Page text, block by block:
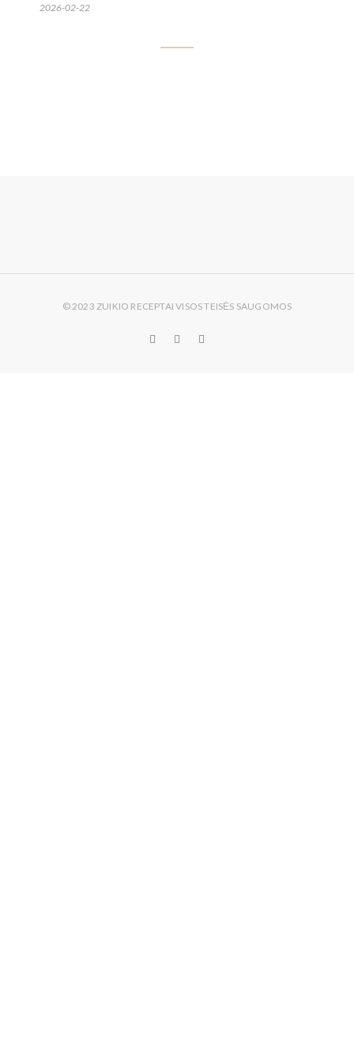
2026-02-22
© 2023 ZUIKIO RECEPTAI VISOS TEISĖS SAUGOMOS